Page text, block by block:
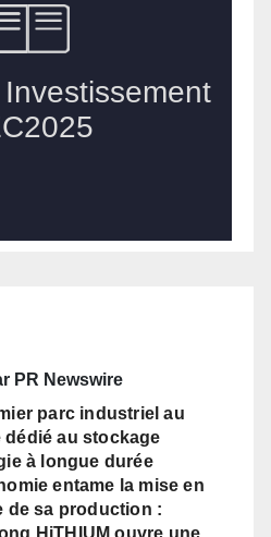
PR Newswire
parc industriel au
dédié au stockage
à longue durée
entame la mise en
de sa production :